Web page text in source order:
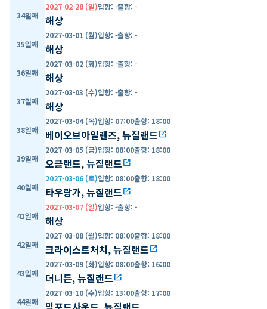
34일째
2027-02-28 (일)입항: -출항: -
해상
35일째
2027-03-01 (월)입항: -출항: -
해상
36일째
2027-03-02 (화)입항: -출항: -
해상
37일째
2027-03-03 (수)입항: -출항: -
해상
38일째
2027-03-04 (목)입항: 07:00출항: 18:00
베이오브아일랜즈, 뉴질랜드open_in_new
39일째
2027-03-05 (금)입항: 08:00출항: 18:00
오클랜드, 뉴질랜드open_in_new
40일째
2027-03-06 (토)입항: 08:00출항: 18:00
타우랑가, 뉴질랜드open_in_new
41일째
2027-03-07 (일)입항: -출항: -
해상
42일째
2027-03-08 (월)입항: 08:00출항: 18:00
크라이스트처치, 뉴질랜드open_in_new
43일째
2027-03-09 (화)입항: 08:00출항: 16:00
더니든, 뉴질랜드open_in_new
44일째
2027-03-10 (수)입항: 13:00출항: 17:00